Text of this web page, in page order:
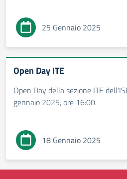
25 Gennaio 2025
Open Day ITE
Open Day della sezione ITE
gennaio 2025, ore 16:00.
18 Gennaio 2025